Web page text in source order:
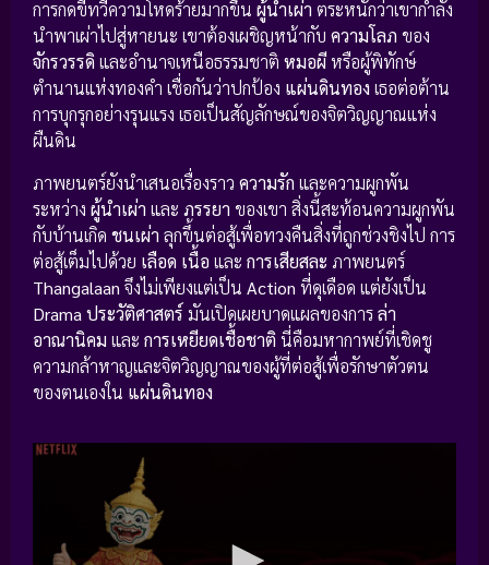
การกดขี่ทวีความโหดร้ายมากขึ้น ผู้นำเผ่า ตระหนักว่าเขากำลัง
นำพาเผ่าไปสู่หายนะ เขาต้องเผชิญหน้ากับ ความโลภ ของ
จักรวรรดิและอำนาจเหนือธรรมชาติ หมอผีหรือผู้พิทักษ์
ตำนานแห่งทองคำ เชื่อกันว่าปกป้อง แผ่นดินทอง เธอต่อต้าน
การบุกรุกอย่างรุนแรง เธอเป็นสัญลักษณ์ของจิตวิญญาณแห่ง
ผืนดิน
ภาพยนตร์ยังนำเสนอเรื่องราว ความรัก และความผูกพัน
ระหว่าง ผู้นำเผ่า และ ภรรยา ของเขา สิ่งนี้สะท้อนความผูกพัน
กับบ้านเกิด ชนเผ่า ลุกขึ้นต่อสู้เพื่อทวงคืนสิ่งที่ถูกช่วงชิงไป การ
ต่อสู้เต็มไปด้วย เลือด เนื้อ และ การเสียสละ ภาพยนตร์
Thangalaan จึงไม่เพียงแต่เป็น Action ที่ดุเดือด แต่ยังเป็น
Drama ประวัติศาสตร์ มันเปิดเผยบาดแผลของการล่า
อาณานิคม และ การเหยียดเชื้อชาตินี่คือมหากาพย์ที่เชิดชู
ความกล้าหาญและจิตวิญญาณของผู้ที่ต่อสู้เพื่อรักษาตัวตน
ของตนเองใน แผ่นดินทอง